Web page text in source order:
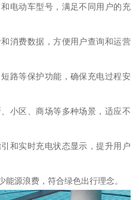
电动车型号，满足不同用户的充
消费数据，方便用户查询和运营
路等保护功能，确保充电过程安
小区、商场等多种场景，适应不
和实时充电状态显示，提升用户
源浪费，符合绿色出行理念。